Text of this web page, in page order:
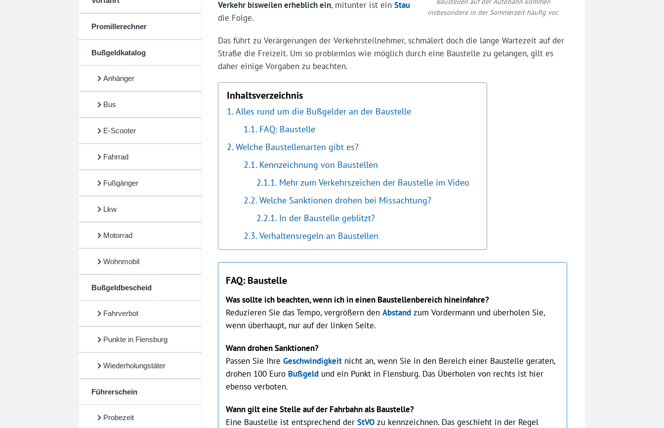
Promillerechner
Bußgeldkatalog
Anhänger
Bus
E-Scooter
Fahrrad
Fußgänger
Lkw
Motorrad
Wohnmobil
Bußgeldbescheid
Fahrverbot
Punkte in Flensburg
Wiederholungstäter
Führerschein
Probezeit
insbesondere in der Sommerzeit häufig vor.
Verkehr bisweilen erheblich ein, mitunter ist ein Stau
die Folge.
Das führt zu Verärgerungen der Verkehrsteilnehmer, schmälert doch die lange Wartezeit auf der
Straße die Freizeit. Um so problemlos wie möglich durch eine Baustelle zu gelangen, gilt es
daher einige Vorgaben zu beachten.
Inhaltsverzeichnis
Alles rund um die Bußgelder an der Baustelle
FAQ: Baustelle
Welche Baustellenarten gibt es?
Kennzeichnung von Baustellen
Mehr zum Verkehrszeichen der Baustelle im Video
Welche Sanktionen drohen bei Missachtung?
In der Baustelle geblitzt?
Verhaltensregeln an Baustellen
FAQ: Baustelle
Was sollte ich beachten, wenn ich in einen Baustellenbereich hineinfahre?
Reduzieren Sie das Tempo, vergrößern den Abstandzum Vordermann und überholen Sie,
wenn überhaupt, nur auf der linken Seite.
Wann drohen Sanktionen?
Passen Sie Ihre Geschwindigkeitnicht an, wenn Sie in den Bereich einer Baustelle geraten,
drohen 100 Euro Bußgeldund ein Punkt in Flensburg. Das Überholen von rechts ist hier
ebenso verboten.
Wann gilt eine Stelle auf der Fahrbahn als Baustelle?
Eine Baustelle ist entsprechend der StVOzu kennzeichnen. Das geschieht in der Regel